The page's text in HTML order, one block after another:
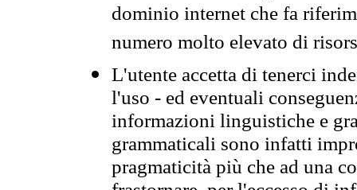
dominio internet che fa
numero molto elevato di
L'utente accetta di tenerci
l'uso - ed eventuali
informazioni linguistiche e
grammaticali sono infatti
pragmaticità più che ad una